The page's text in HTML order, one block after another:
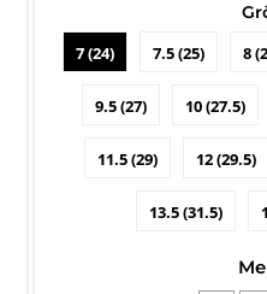
7 (24)
7.5 (25) 8
9.5 (27) 10 (27.5)
11.5 (29) 12 (29.5)
13.5 (31.5)